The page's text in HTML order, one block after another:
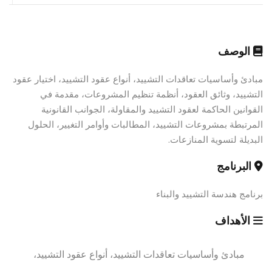
الوصف
مبادئ وأساسيات تعاقدات التشييد، أنواع عقود التشييد، اختيار عقود
التشييد، وثائق العقود، أنظمة تنظيم المشروعات، مقدمة في
القوانين الحاكمة لعقود التشييد والمقاولة، الجوانب القانونية
المرتبطة بمشروعات التشييد، المطالبات وأوامر التغيير، الحلول
البديلة لتسوية المنازعات.
البرنامج
برنامج هندسة التشييد والبناء
الأهداف
مبادئ وأساسيات تعاقدات التشييد، أنواع عقود التشييد،